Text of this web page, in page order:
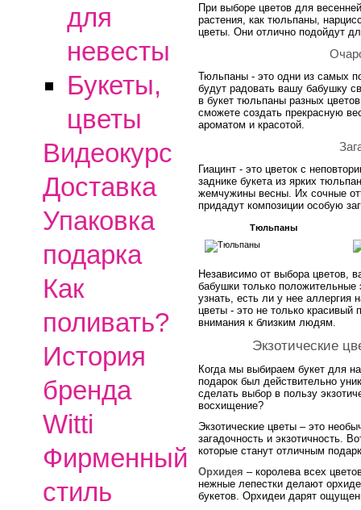
для
невесты
Букеты,
цветы
Видеокурс
Доставка
Упаковка
подарка
Как
поливать?
История
бренда
Witti
Фирменный
стиль
При выборе цветов для
растения, как тюльпаны,
цветы. Они отлично подойдут
Тюльпаны - это одни из самых
будут радовать вашу бабушку
в букет тюльпаны разных
сможете создать прекрасную
ароматом и красотой.
Гиацинт - это цветок с
заднике букета из ярких
жемчужины весны. Их сочные
придадут композиции особую
Тюльпаны
Независимо от выбора цветов,
бабушки только
узнать, есть ли у нее аллергия
цветы - это не только
внимания к близким людям.
Экзотические
Когда мы выбираем букет для
подарок был действительно
сделать выбор в пользу
восхищение?
Экзотические цветы – это
загадочность и экзотичность.
которые станут отличным
Орхидея – королева всех
нежные лепестки делают
букетов. Орхидеи дарят